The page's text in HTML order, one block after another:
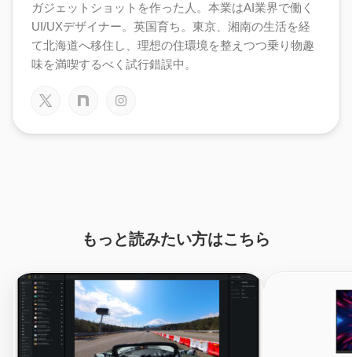
ガジェットショットを作った人。本業はAI業界で働く
UI/UXデザイナー。英国育ち。東京、湘南の生活を経
て北海道へ移住し、理想の住環境を整えつつ乗り物趣
味を満喫するべく試行錯誤中。
もっと読みたい方はこちら